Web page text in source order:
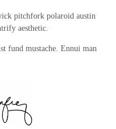
pitchfork polaroid austin
aesthetic.
fund mustache. Ennui man